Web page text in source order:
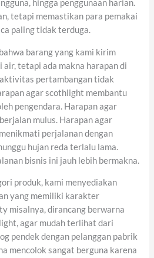
hingga penggunaan harian.
tetapi memastikan para pemakai
paling tidak terduga.
barang yang kami kirim
air, tetapi ada makna harapan di
pertambangan tidak
agar scothlight membantu
pengendara. Harapan agar
mulus. Harapan agar
perjalanan dengan
hujan reda terlalu lama.
bisnis ini jauh lebih bermakna.
produk, kami menyediakan
yang memiliki karakter
misalnya, dirancang berwarna
agar mudah terlihat dari
pendek dengan pelanggan pabrik
mencolok sangat berguna karena